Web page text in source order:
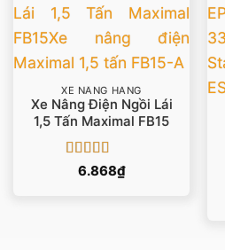
XE NÂNG HÀNG
Xe Nâng Điện Ngồi Lái
1,5 Tấn Maximal FB15
Được xếp
5 sao
6.868₫